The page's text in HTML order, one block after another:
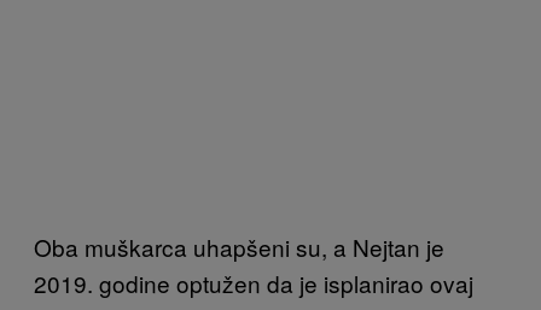
Oba muškarca uhapšeni su, a Nejtan je
2019. godine optužen da je isplanirao ovaj